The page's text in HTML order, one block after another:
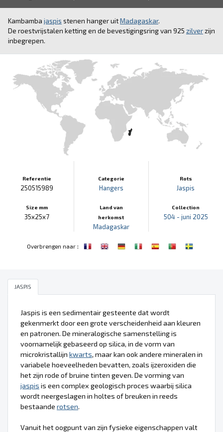
Kambamba jaspis stenen hanger uitMadagaskar.
De roestvrijstalen ketting en de bevestigingsring van 925 zilverzijn
inbegrepen.
Referentie
250515989
Size mm
35x25x7
Categorie
Hangers
Land van
herkomst
Madagaskar
Rots
Jaspis
Collection
504 - juni 2025
Overbrengen naar:
JASPIS
Jaspis is een sedimentair gesteente dat wordt
gekenmerkt door een grote verscheidenheid aan kleuren
en patronen. De mineralogische samenstelling is
voornamelijk gebaseerd op silica, in de vorm van
microkristallijn kwarts, maar kan ook andere mineralen in
variabele hoeveelheden bevatten, zoals ijzeroxiden die
het zijn rode of bruine tinten geven. De vorming van
jaspis is een complex geologisch proces waarbij silica
wordt neergeslagen in holtes of breuken in reeds
bestaande rotsen.
Vanuit het oogpunt van zijn fysieke eigenschappen valt